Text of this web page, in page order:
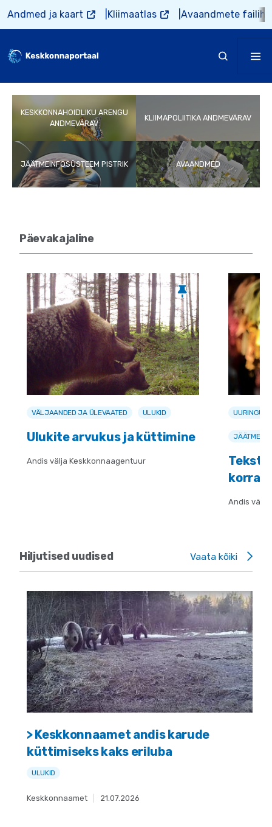
Liigu edasi põhisisu juurde
Andmed ja kaart Kliimaatlas Avaandmete
KESKKONNAHOIDLIKU ARENGU
ANDMEVÄRAV
KLIIMAPOLIITIKA ANDMEVÄRAV
JÄÄTMEINFOSÜSTEEM PISTRIK AVAANDMED
Päevakajaline
VÄLJAANDED JA ÜLEVAATED ULUKID
Ulukite arvukus ja küttimine
Andis välja Keskkonnaagentuur
UURINGUD
JÄÄTMED
Andis välja
Hiljutised uudised Vaata kõiki
ULUKID
> Keskkonnaamet andis karude
küttimiseks kaks eriluba
Keskkonnaamet 21.07.2026